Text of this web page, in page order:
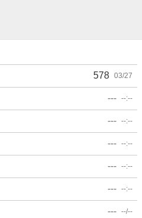
578 03/27
--- --:--
--- --:--
--- --:--
--- --:--
--- --:--
--- --/--